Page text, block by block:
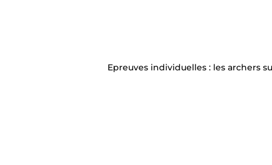
Epreuves individuelles : les archers